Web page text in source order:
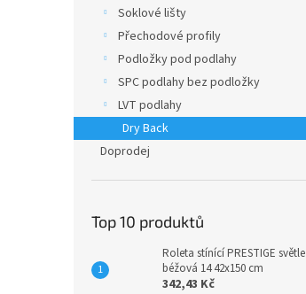
Soklové lišty
Přechodové profily
Podložky pod podlahy
SPC podlahy bez podložky
LVT podlahy
Dry Back
Doprodej
Top 10 produktů
Roleta stínící PRESTIGE světle
béžová 14 42x150 cm
342,43 Kč